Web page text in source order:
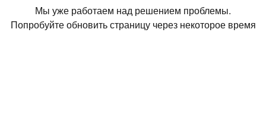
Мы уже работаем над решением проблемы.
Попробуйте обновить страницу через некоторое время